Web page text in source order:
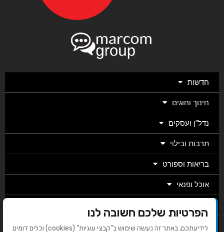
חדשות
חינוך וחוגים
נדל"ן ועסקים
תרבות ובילוי
בריאות וספורט
אוכל ופנאי
מערכת
הפרטיות שלכם חשובה לנו
לידיעתכם, באתר זה נעשה שימוש ב"קבצי עוגיות" (cookies) וכלים דומים